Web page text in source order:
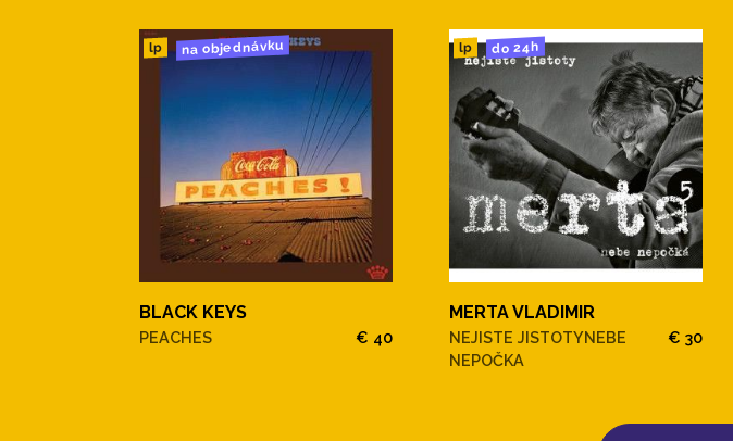
lp na objednávku
BLACK KEYS
PEACHES € 40
lp do 24h
MERTA VLADIMIR
NEJISTE JISTOTYNEBE
NEPOČKA
€ 30